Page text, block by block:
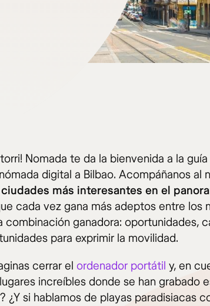
Nomada te da la bienvenida a la
digital a Bilbao. Acompáñanos al
más interesantes en el
cada vez gana más adeptos entre los
combinación ganadora: oportunidades,
para exprimir la movilidad.
cerrar el ordenador portátil y, en
increíbles donde se han grabado
¿Y si hablamos de playas paradisiacas